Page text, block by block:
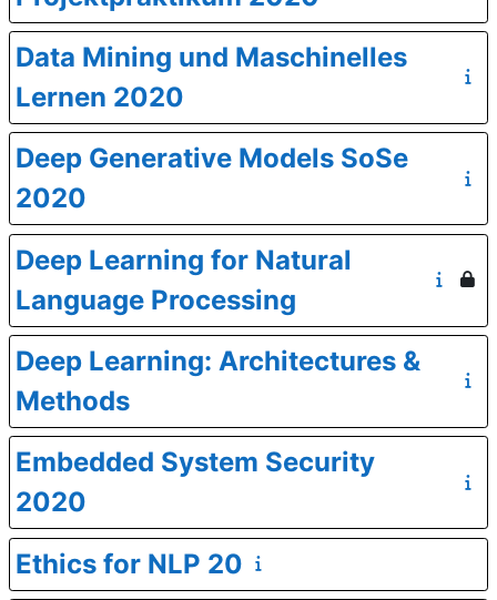
Data Mining und Maschinelles
Lernen 2020
Deep Generative Models SoSe
2020
Deep Learning for Natural
Language Processing
Deep Learning: Architectures &
Methods
Embedded System Security
2020
Ethics for NLP 20